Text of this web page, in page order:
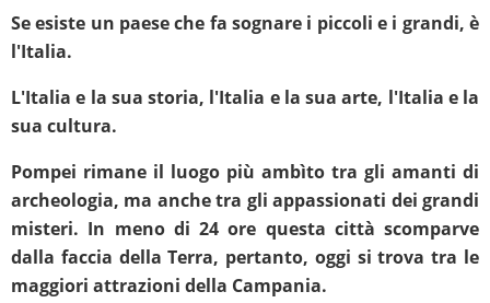
Se esiste un paese che fa sognare i piccoli e i grandi, è
l'Italia.
L'Italia e la sua storia, l'Italia e la sua arte, l'Italia e la
sua cultura.
Pompei rimane il luogo più ambìto tra gli amanti di
archeologia, ma anche tra gli appassionati dei grandi
misteri. In meno di 24 ore questa città scomparve
dalla faccia della Terra, pertanto, oggi si trova tra le
maggiori attrazioni della Campania.